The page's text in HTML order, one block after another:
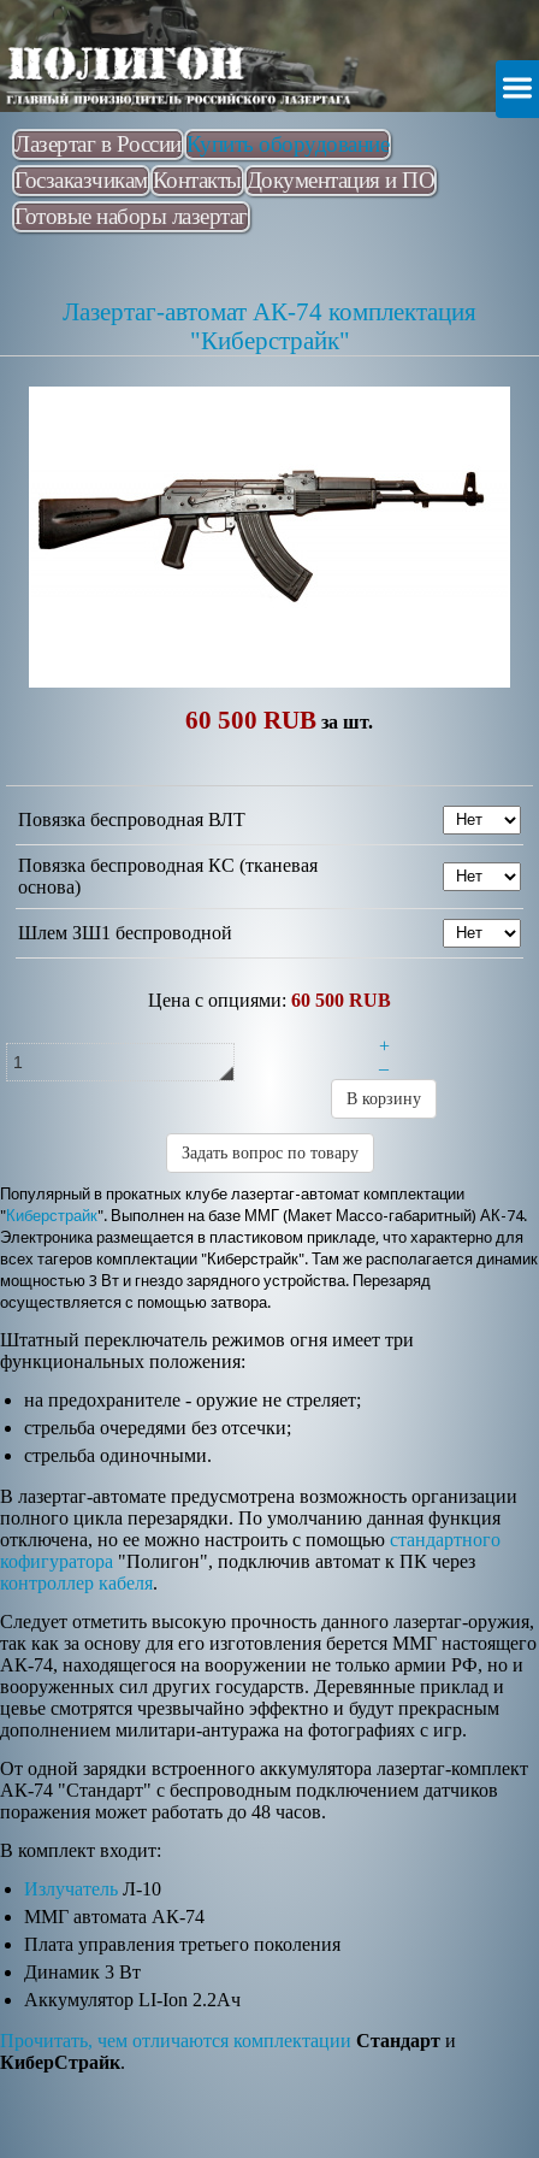
Лазертаг в России Купить оборудование
Госзаказчикам Контакты Документация и ПО
Готовые наборы лазертаг
Лазертаг-автомат АК-74 комплектация
"Киберстрайк"
60 500 RUB за шт.
Повязка беспроводная ВЛТ
Повязка беспроводная КС (тканевая
основа)
Шлем ЗШ1 беспроводной
Цена с опциями: 60 500 RUB
+
–
В корзину
Задать вопрос по товару
Популярный в прокатных клубе лазертаг-автомат комплектации
"Киберстрайк". Выполнен на базе ММГ (Макет Массо-габаритный) АК-74.
Электроника размещается в пластиковом прикладе, что характерно для
всех тагеров комплектации "Киберстрайк". Там же располагается динамик
мощностью 3 Вт и гнездо зарядного устройства. Перезаряд
осуществляется с помощью затвора.
Штатный переключатель режимов огня имеет три
функциональных положения:
на предохранителе - оружие не стреляет;
стрельба очередями без отсечки;
стрельба одиночными.
В лазертаг-автомате предусмотрена возможность организации
полного цикла перезарядки. По умолчанию данная функция
отключена, но ее можно настроить с помощью стандартного
кофигуратора "Полигон", подключив автомат к ПК через
контроллер кабеля.
Следует отметить высокую прочность данного лазертаг-оружия,
так как за основу для его изготовления берется ММГ настоящего
АК-74, находящегося на вооружении не только армии РФ, но и
вооруженных сил других государств. Деревянные приклад и
цевье смотрятся чрезвычайно эффектно и будут прекрасным
дополнением милитари-антуража на фотографиях с игр.
От одной зарядки встроенного аккумулятора лазертаг-комплект
АК-74 "Стандарт" с беспроводным подключением датчиков
поражения может работать до 48 часов.
В комплект входит:
Излучатель Л-10
ММГ автомата АК-74
Плата управления третьего поколения
Динамик 3 Вт
Аккумулятор LI-Ion 2.2Ач
Прочитать, чем отличаются комплектации Стандарт и
КиберСтрайк.